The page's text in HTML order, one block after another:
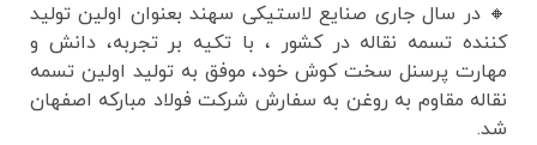
🔸 در سال جاری صنایع لاستیکی سهند بعنوان اولین تولید
کننده تسمه نقاله در کشور ، با تکیه بر تجربه، دانش و
مهارت پرسنل سخت کوش خود، موفق به تولید اولین تسمه
نقاله مقاوم به روغن به سفارش شرکت فولاد مبارکه اصفهان
شد.